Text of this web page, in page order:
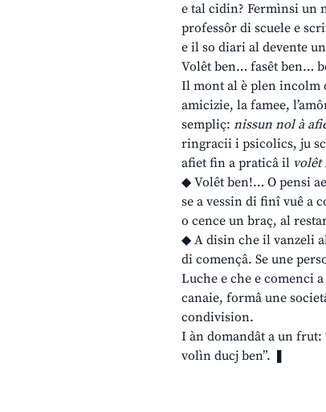
e tal cidin? Fermìnsi un
professôr di scuele e
e il so diari al devente
Volêt ben… fasêt ben…
Il mont al è plen incolm
amicizie, la famee,
sempliç: nissun nol à
ringracii i psicolics, ju
afiet fin a praticâ il volêt
◆ Volêt ben!… O pensi
se a vessin di finî vuê a
o cence un braç, al
◆ A disin che il vanzeli
di començâ. Se une
Luche e che e comenci
canaie, formâ une
condivision.
I àn domandât a un frut:
volìn ducj ben”. ❚